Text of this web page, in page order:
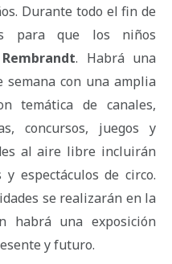
Durante todo el fin de
para que los niños
. Habrá una
con una amplia
temática de canales,
concursos, juegos y
al aire libre incluirán
espectáculos de circo.
se realizarán en la
habrá una exposición
y futuro.